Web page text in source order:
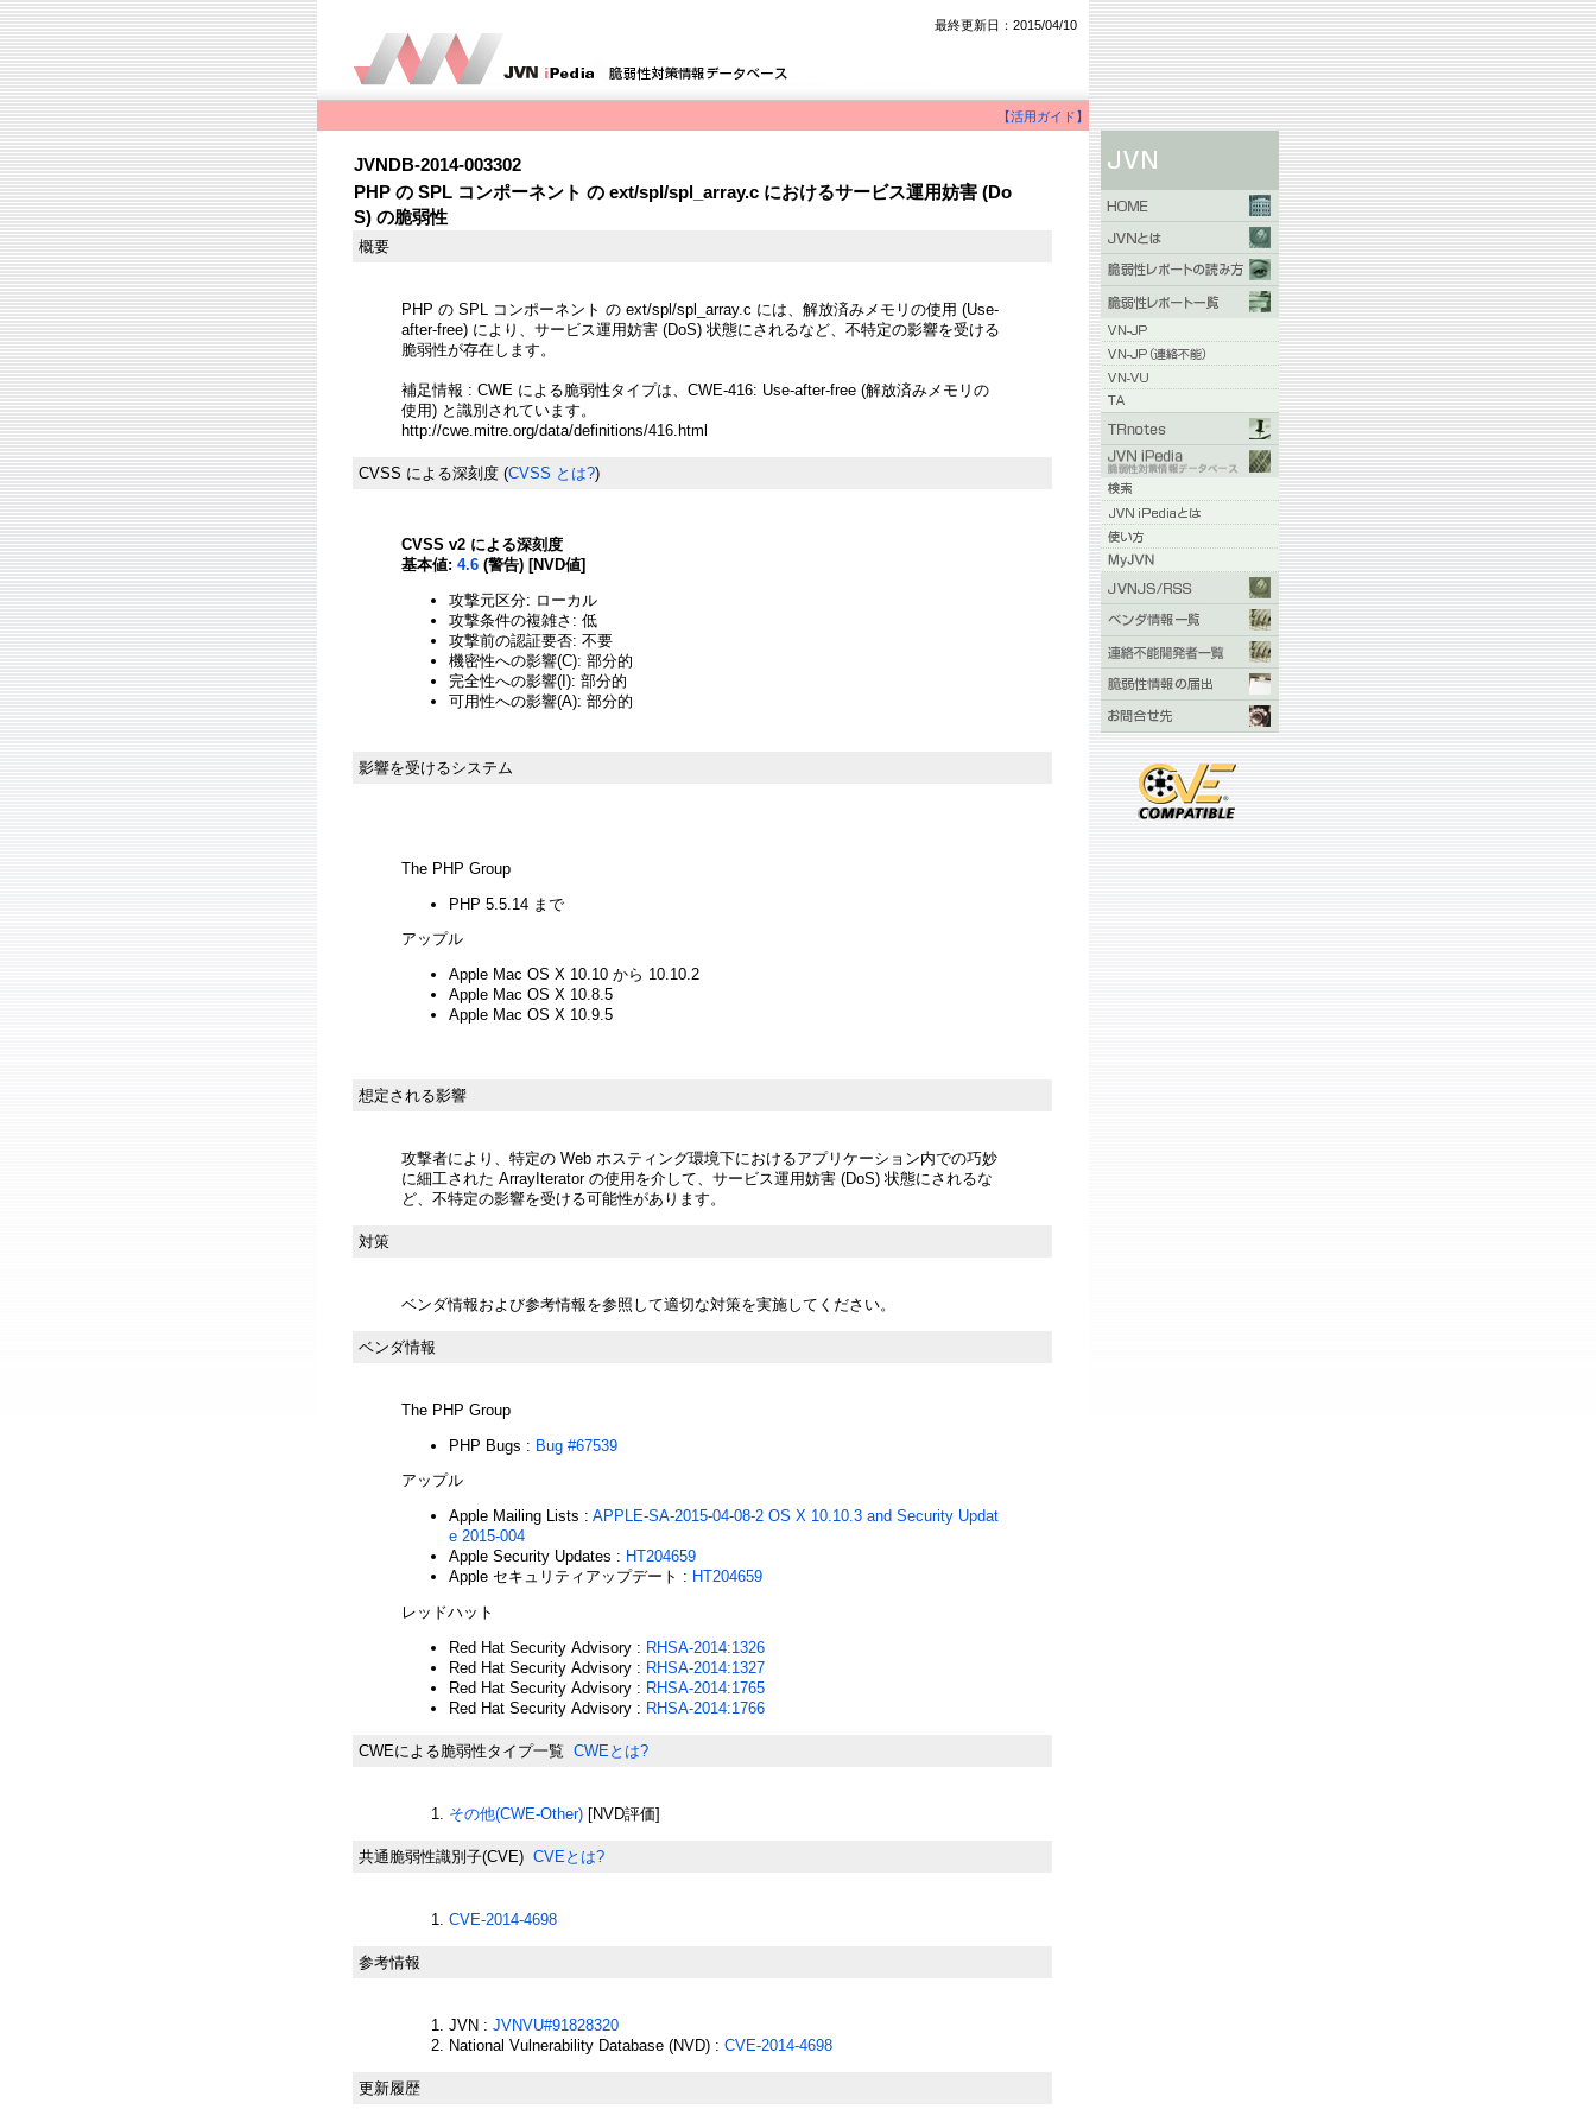
最終更新日：2015/04/10
【活用ガイド】
JVNDB-2014-003302
PHP の SPL コンポーネント の ext/spl/spl_array.c におけるサービス運用妨害 (Do
S) の脆弱性
概要
PHP の SPL コンポーネント の ext/spl/spl_array.c には、解放済みメモリの使用 (Use-
after-free) により、サービス運用妨害 (DoS) 状態にされるなど、不特定の影響を受ける
脆弱性が存在します。
補足情報 : CWE による脆弱性タイプは、CWE-416: Use-after-free (解放済みメモリの
使用) と識別されています。
http://cwe.mitre.org/data/definitions/416.html
CVSS による深刻度 (CVSS とは?)
CVSS v2 による深刻度
基本値: 4.6 (警告) [NVD値]
攻撃元区分: ローカル
攻撃条件の複雑さ: 低
攻撃前の認証要否: 不要
機密性への影響(C): 部分的
完全性への影響(I): 部分的
可用性への影響(A): 部分的
影響を受けるシステム
The PHP Group
PHP 5.5.14 まで
アップル
Apple Mac OS X 10.10 から 10.10.2
Apple Mac OS X 10.8.5
Apple Mac OS X 10.9.5
想定される影響
攻撃者により、特定の Web ホスティング環境下におけるアプリケーション内での巧妙
に細工された ArrayIterator の使用を介して、サービス運用妨害 (DoS) 状態にされるな
ど、不特定の影響を受ける可能性があります。
対策
ベンダ情報および参考情報を参照して適切な対策を実施してください。
ベンダ情報
The PHP Group
PHP Bugs : Bug #67539
アップル
Apple Mailing Lists : APPLE-SA-2015-04-08-2 OS X 10.10.3 and Security Updat
e 2015-004
Apple Security Updates : HT204659
Apple セキュリティアップデート : HT204659
レッドハット
Red Hat Security Advisory : RHSA-2014:1326
Red Hat Security Advisory : RHSA-2014:1327
Red Hat Security Advisory : RHSA-2014:1765
Red Hat Security Advisory : RHSA-2014:1766
CWEによる脆弱性タイプ一覧 CWEとは?
その他(CWE-Other) [NVD評価]
共通脆弱性識別子(CVE) CVEとは?
CVE-2014-4698
参考情報
JVN : JVNVU#91828320
National Vulnerability Database (NVD) : CVE-2014-4698
更新履歴